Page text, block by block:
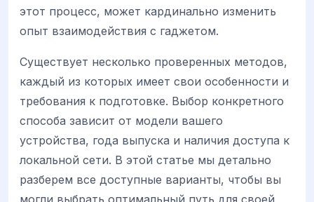
этот процесс, может кардинально изменить
опыт взаимодействия с гаджетом.
Существует несколько проверенных методов,
каждый из которых имеет свои особенности и
требования к подготовке. Выбор конкретного
способа зависит от модели вашего
устройства, года выпуска и наличия доступа к
локальной сети. В этой статье мы детально
разберем все доступные варианты, чтобы вы